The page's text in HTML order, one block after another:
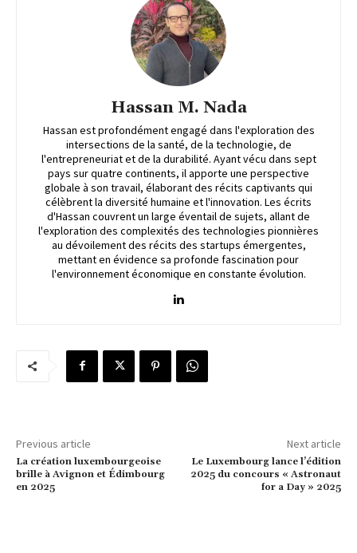
Hassan M. Nada
Hassan est profondément engagé dans l'exploration des
intersections de la santé, de la technologie, de
l'entrepreneuriat et de la durabilité. Ayant vécu dans sept
pays sur quatre continents, il apporte une perspective
globale à son travail, élaborant des récits captivants qui
célèbrent la diversité humaine et l'innovation. Les écrits
d'Hassan couvrent un large éventail de sujets, allant de
l'exploration des complexités des technologies pionnières
au dévoilement des récits des startups émergentes,
mettant en évidence sa profonde fascination pour
l'environnement économique en constante évolution.
Previous article
La création luxembourgeoise
brille à Avignon et Édimbourg
en 2025
Next article
Le Luxembourg lance l’édition
2025 du concours « Astronaut
for a Day » 2025